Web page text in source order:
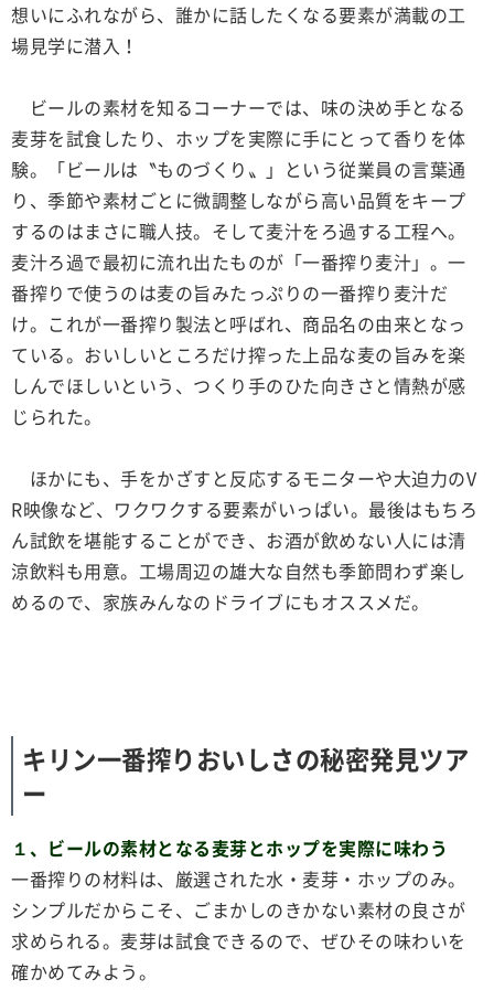
想いにふれながら、誰かに話したくなる要素が満載の工
場見学に潜入！
ビールの素材を知るコーナーでは、味の決め手となる
麦芽を試食したり、ホップを実際に手にとって香りを体
験。「ビールは〝ものづくり〟」という従業員の言葉通
り、季節や素材ごとに微調整しながら高い品質をキープ
するのはまさに職人技。そして麦汁をろ過する工程へ。
麦汁ろ過で最初に流れ出たものが「一番搾り麦汁」。一
番搾りで使うのは麦の旨みたっぷりの一番搾り麦汁だ
け。これが一番搾り製法と呼ばれ、商品名の由来となっ
ている。おいしいところだけ搾った上品な麦の旨みを楽
しんでほしいという、つくり手のひた向きさと情熱が感
じられた。
ほかにも、手をかざすと反応するモニターや大迫力のV
R映像など、ワクワクする要素がいっぱい。最後はもちろ
ん試飲を堪能することができ、お酒が飲めない人には清
涼飲料も用意。工場周辺の雄大な自然も季節問わず楽し
めるので、家族みんなのドライブにもオススメだ。
キリン一番搾りおいしさの秘密発見ツア
ー
１、ビールの素材となる麦芽とホップを実際に味わう
一番搾りの材料は、厳選された水・麦芽・ホップのみ。
シンプルだからこそ、ごまかしのきかない素材の良さが
求められる。麦芽は試食できるので、ぜひその味わいを
確かめてみよう。